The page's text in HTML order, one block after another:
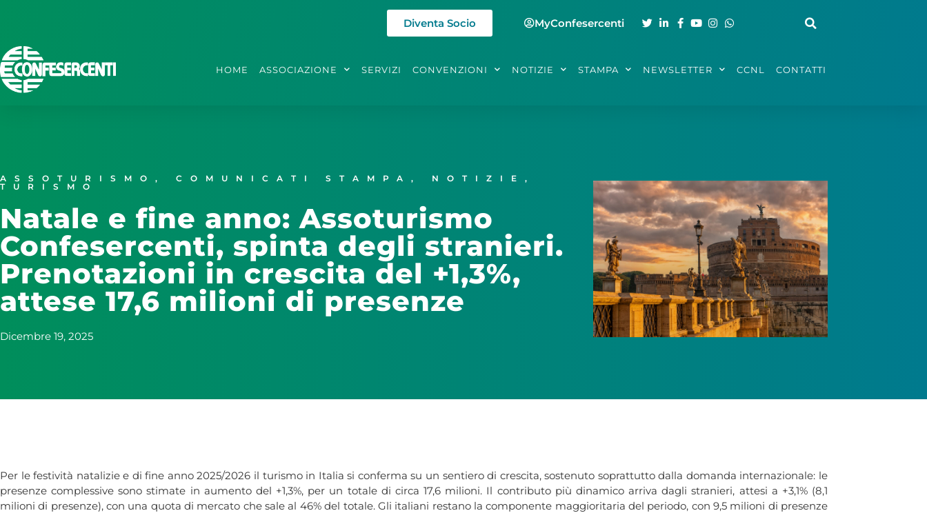
Diventa Socio MyConfesercenti
HOME ASSOCIAZIONE SERVIZI CONVENZIONI NOTIZIE STAMPA NEWSLETTER CCNL CONTATTI
ASSOTURISMO , COMUNICATI STAMPA , NOTIZIE ,
TURISMO
Natale e fine anno: Assoturismo
Confesercenti, spinta degli stranieri.
Prenotazioni in crescita del +1,3%,
attese 17,6 milioni di presenze
Dicembre 19, 2025
Per le festività natalizie e di fine anno 2025/2026 il turismo in Italia si conferma su un sentiero di crescita, sostenuto soprattutto dalla domanda internazionale: le
presenze complessive sono stimate in aumento del +1,3%, per un totale di circa 17,6 milioni. Il contributo più dinamico arriva dagli stranieri, attesi a +3,1% (8,1
milioni di presenze), con una quota di mercato che sale al 46% del totale. Gli italiani restano la componente maggioritaria del periodo, con 9,5 milioni di presenze